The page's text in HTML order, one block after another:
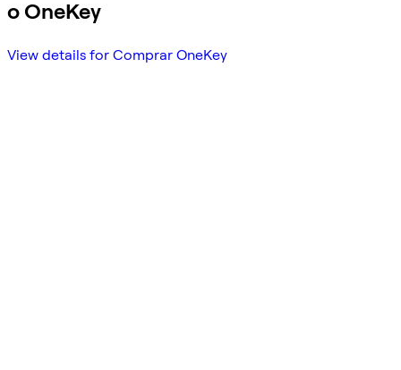
o OneKey
View details for Comprar OneKey